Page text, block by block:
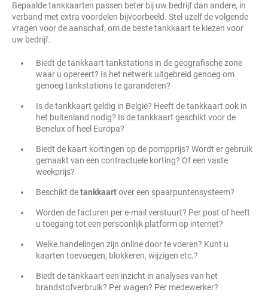
Bepaalde tankkaarten passen beter bij uw bedrijf dan andere, in
verband met extra voordelen bijvoorbeeld. Stel uzelf de volgende
vragen voor de aanschaf, om de beste tankkaart te kiezen voor
uw bedrijf.
Biedt de tankkaart tankstations in de geografische zone
waar u opereert? Is het netwerk uitgebreid genoeg om
genoeg tankstations te garanderen?
Is de tankkaart geldig in België? Heeft de tankkaart ook in
het buitenland nodig? Is de tankkaart geschikt voor de
Benelux of heel Europa?
Biedt de kaart kortingen op de pompprijs? Wordt er gebruik
gemaakt van een contractuele korting? Of een vaste
weekprijs?
Beschikt detankkaartover een spaarpuntensysteem?
Worden de facturen per e-mail verstuurt? Per post of heeft
u toegang tot een persoonlijk platform op internet?
Welke handelingen zijn online door te voeren? Kunt u
kaarten toevoegen, blokkeren, wijzigen etc.?
Biedt de tankkaart een inzicht in analyses van het
brandstofverbruik? Per wagen? Per medewerker?